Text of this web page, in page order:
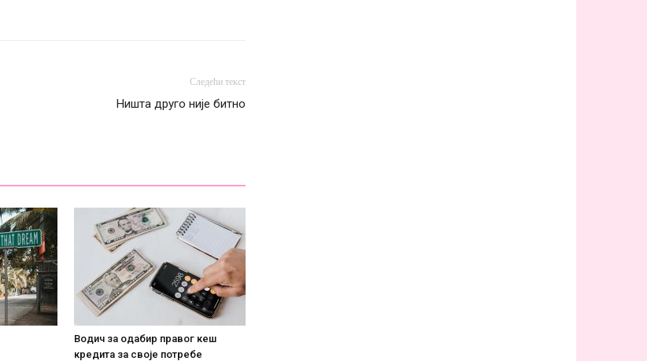
Следећи текст
Ништа друго није битно
Водич за одабир правог кеш
кредита за своје потребе